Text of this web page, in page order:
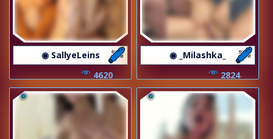
◉ SallyeLeins
4620
◉ _Milashka_
2824